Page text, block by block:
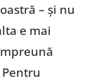
– și nu
e mai